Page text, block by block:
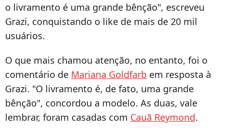
o livramento é uma grande bênção", escreveu
Grazi, conquistando o like de mais de 20 mil
usuários.
O que mais chamou atenção, no entanto, foi o
comentário de Mariana Goldfarb em resposta à
Grazi. "O livramento é, de fato, uma grande
bênção", concordou a modelo. As duas, vale
lembrar, foram casadas com Cauã Reymond.